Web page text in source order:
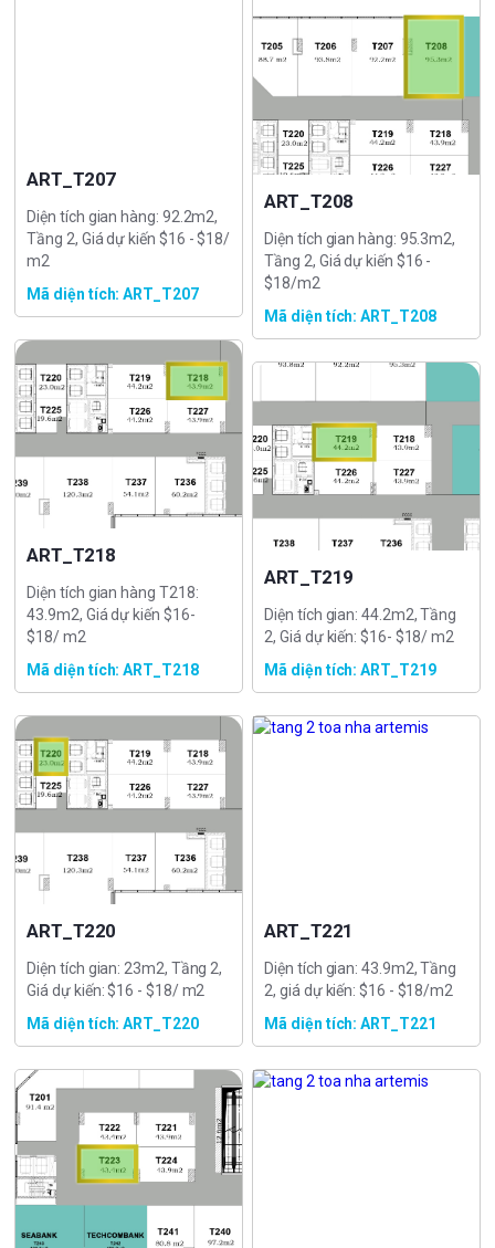
ART_T207
Diện tích gian hàng: 92.2m2,
Tầng 2, Giá dự kiến $16 - $18/
m2
Mã diện tích: ART_T207
ART_T208
Diện tích gian hàng: 95.3m2,
Tầng 2, Giá dự kiến $16 -
$18/m2
Mã diện tích: ART_T208
ART_T218
Diện tích gian hàng T218:
43.9m2, Giá dự kiến $16-
$18/ m2
Mã diện tích: ART_T218
ART_T219
Diện tích gian: 44.2m2, Tầng
2, Giá dự kiến: $16- $18/ m2
Mã diện tích: ART_T219
ART_T220
Diện tích gian: 23m2, Tầng 2,
Giá dự kiến: $16 - $18/ m2
Mã diện tích: ART_T220
ART_T221
Diện tích gian: 43.9m2, Tầng
2, giá dự kiến: $16 - $18/m2
Mã diện tích: ART_T221